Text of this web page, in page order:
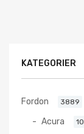
KATEGORIER
Fordon 3889
Acura 10